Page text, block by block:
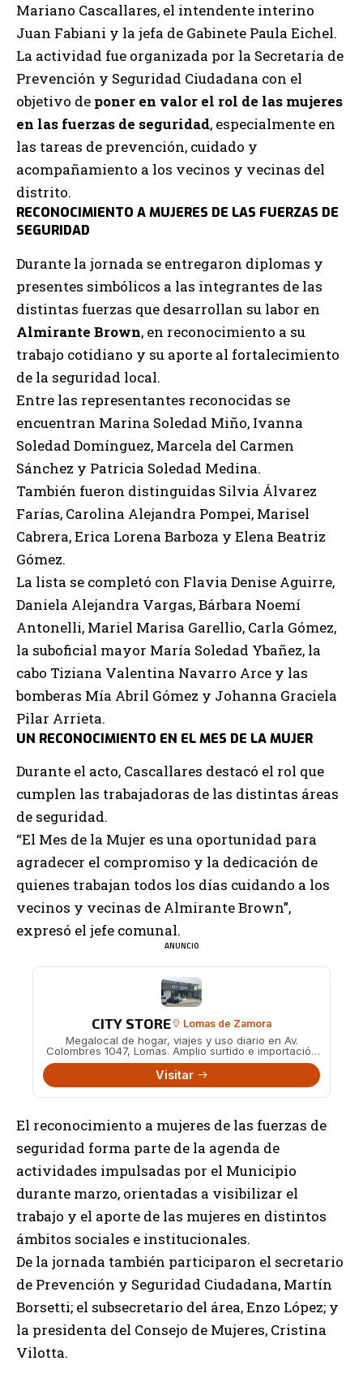
Mariano Cascallares, el intendente interino
Juan Fabiani y la jefa de Gabinete Paula Eichel.
La actividad fue organizada por la Secretaría de
Prevención y Seguridad Ciudadana con el
objetivo de poner en valor el rol de las mujeres
en las fuerzas de seguridad, especialmente en
las tareas de prevención, cuidado y
acompañamiento a los vecinos y vecinas del
distrito.
RECONOCIMIENTO A MUJERES DE LAS FUERZAS DE
SEGURIDAD
Durante la jornada se entregaron diplomas y
presentes simbólicos a las integrantes de las
distintas fuerzas que desarrollan su labor en
Almirante Brown, en reconocimiento a su
trabajo cotidiano y su aporte al fortalecimiento
de la seguridad local.
Entre las representantes reconocidas se
encuentran Marina Soledad Miño, Ivanna
Soledad Domínguez, Marcela del Carmen
Sánchez y Patricia Soledad Medina.
También fueron distinguidas Silvia Álvarez
Farías, Carolina Alejandra Pompei, Marisel
Cabrera, Erica Lorena Barboza y Elena Beatriz
Gómez.
La lista se completó con Flavia Denise Aguirre,
Daniela Alejandra Vargas, Bárbara Noemí
Antonelli, Mariel Marisa Garellio, Carla Gómez,
la suboficial mayor María Soledad Ybañez, la
cabo Tiziana Valentina Navarro Arce y las
bomberas Mía Abril Gómez y Johanna Graciela
Pilar Arrieta.
UN RECONOCIMIENTO EN EL MES DE LA MUJER
Durante el acto, Cascallares destacó el rol que
cumplen las trabajadoras de las distintas áreas
de seguridad.
“El Mes de la Mujer es una oportunidad para
agradecer el compromiso y la dedicación de
quienes trabajan todos los días cuidando a los
vecinos y vecinas de Almirante Brown”,
expresó el jefe comunal.
ANUNCIO
CITY STORE Lomas de Zamora
Megalocal de hogar, viajes y uso diario en Av.
Colombres 1047, Lomas. Amplio surtido e importación
directa.
Visitar
El reconocimiento a mujeres de las fuerzas de
seguridad forma parte de la agenda de
actividades impulsadas por el Municipio
durante marzo, orientadas a visibilizar el
trabajo y el aporte de las mujeres en distintos
ámbitos sociales e institucionales.
De la jornada también participaron el secretario
de Prevención y Seguridad Ciudadana, Martín
Borsetti; el subsecretario del área, Enzo López; y
la presidenta del Consejo de Mujeres, Cristina
Vilotta.